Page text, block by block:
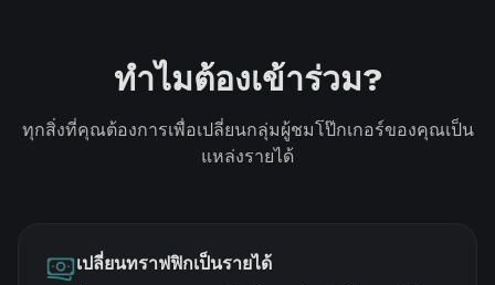
ทำไมต้องเข้าร่วม?
ทุกสิ่งที่คุณต้องการเพื่อเปลี่ยนกลุ่มผู้ชมโป๊กเกอร์ของคุณเป็น
แหล่งรายได้
เปลี่ยนทราฟฟิกเป็นรายได้